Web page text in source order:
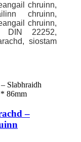
chruinn,
chruinn,
chruinn,
DIN 22252,
siostam
–